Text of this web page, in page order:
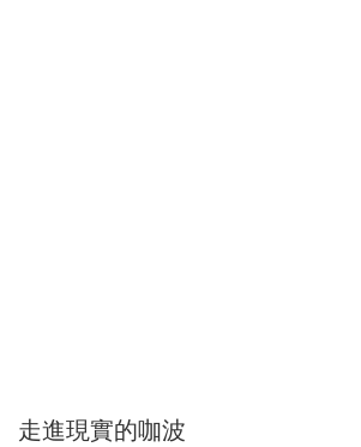
走進現實的咖波